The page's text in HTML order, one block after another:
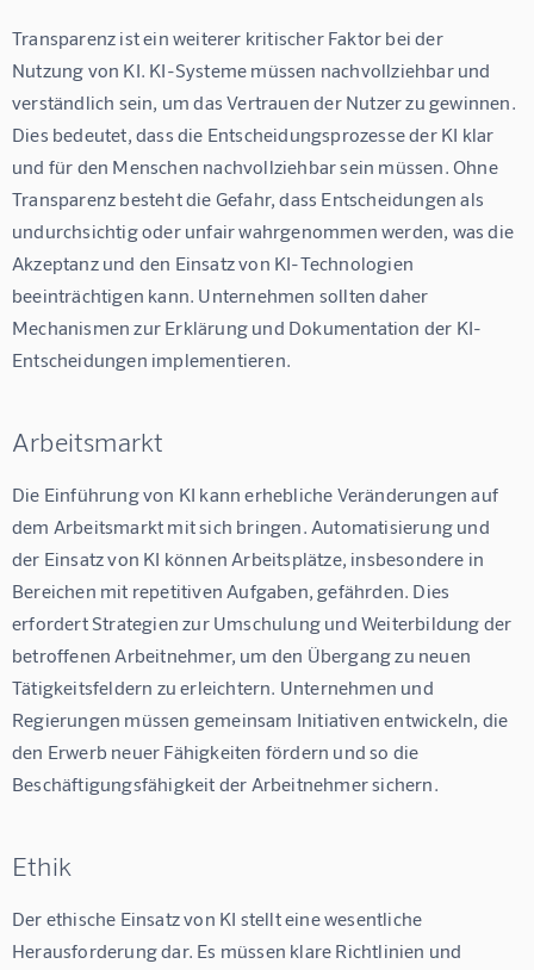
Transparenz ist ein weiterer kritischer Faktor bei der
Nutzung von KI. KI-Systeme müssen nachvollziehbar und
verständlich sein, um das Vertrauen der Nutzer zu gewinnen.
Dies bedeutet, dass die Entscheidungsprozesse der KI klar
und für den Menschen nachvollziehbar sein müssen. Ohne
Transparenz besteht die Gefahr, dass Entscheidungen als
undurchsichtig oder unfair wahrgenommen werden, was die
Akzeptanz und den Einsatz von KI-Technologien
beeinträchtigen kann. Unternehmen sollten daher
Mechanismen zur Erklärung und Dokumentation der KI-
Entscheidungen implementieren.
Arbeitsmarkt
Die Einführung von KI kann erhebliche Veränderungen auf
dem Arbeitsmarkt mit sich bringen. Automatisierung und
der Einsatz von KI können Arbeitsplätze, insbesondere in
Bereichen mit repetitiven Aufgaben, gefährden. Dies
erfordert Strategien zur Umschulung und Weiterbildung der
betroffenen Arbeitnehmer, um den Übergang zu neuen
Tätigkeitsfeldern zu erleichtern. Unternehmen und
Regierungen müssen gemeinsam Initiativen entwickeln, die
den Erwerb neuer Fähigkeiten fördern und so die
Beschäftigungsfähigkeit der Arbeitnehmer sichern.
Ethik
Der ethische Einsatz von KI stellt eine wesentliche
Herausforderung dar. Es müssen klare Richtlinien und